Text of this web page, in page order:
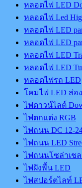
หลอดไฟ LED
หลอดไฟ Led
หลอดไฟ LED
หลอดไฟ LED
หลอดไฟ LED
หลอดไฟ LED
หลอดไฟรถ LED
โคมไฟ LED ส่อ
ไฟดาวน์ไลต์
ไฟตกแต่ง RGB
ไฟถนน DC 12-
ไฟถนน LED
ไฟถนนโซล่าเช
ไฟฝังพื้น LED
ไฟสปอร์ตไลท์